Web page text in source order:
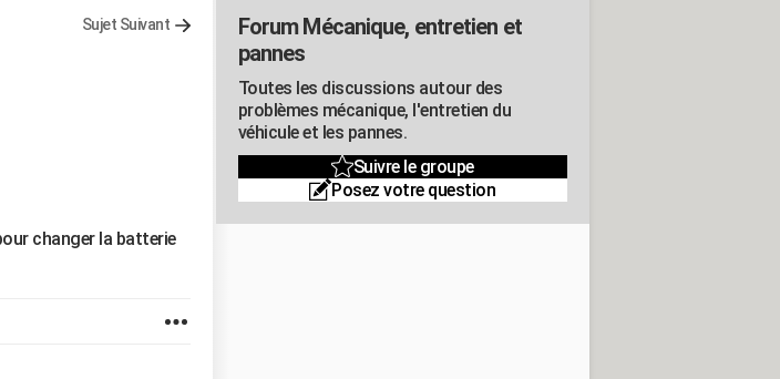
Sujet Suivant
changer la batterie
Forum Mécanique, entretien et
pannes
Toutes les discussions autour des
problèmes mécanique, l'entretien du
véhicule et les pannes.
Suivre le groupe
Posez votre question